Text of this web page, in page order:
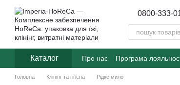
Перейти до основного контенту
0800-333-
Каталог Про нас Програма
Договір публічної оферти
Головна Клінінг та гігієна Рідке мило